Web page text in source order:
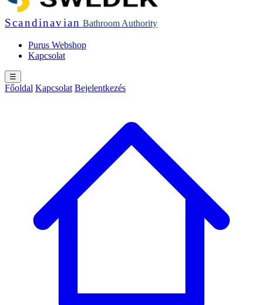
Scandinavian Bathroom Authority
Purus Webshop
Kapcsolat
☰
Főoldal Kapcsolat Bejelentkezés